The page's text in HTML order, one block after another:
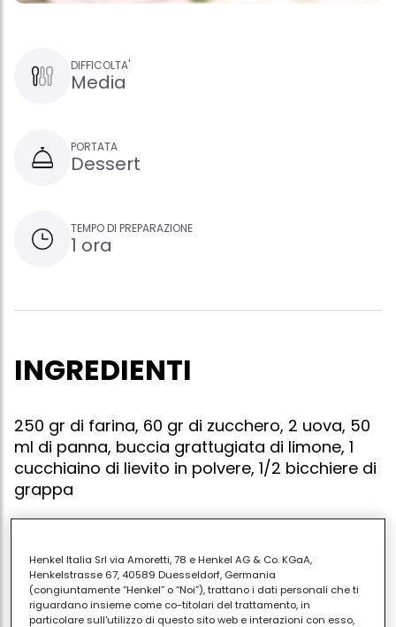
DIFFICOLTA'
Media
PORTATA
Dessert
TEMPO DI PREPARAZIONE
1 ora
INGREDIENTI
250 gr di farina, 60 gr di zucchero, 2 uova, 50
ml di panna, buccia grattugiata di limone, 1
cucchiaino di lievito in polvere, 1/2 bicchiere di
grappa
Disponete sulla spianatoia a fontana, la farina con lo
zucchero. impastate bene tutti gli ingredienti elencati
in modo che risultino ben amalgamati. tirate la
Henkel Italia Srl via Amoretti, 78 e Henkel AG & Co. KGaA,
Henkelstrasse 67, 40589 Duesseldorf, Germania
(congiuntamente “Henkel” o “Noi”), trattano i dati personali che ti
riguardano insieme come co-titolari del trattamento, in
particolare sull'utilizzo di questo sito web e interazioni con esso,